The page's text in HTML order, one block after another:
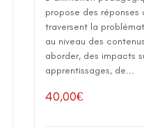
propose des réponses
traversent la
au niveau des
aborder, des impacts
apprentissages, de...
40,00€